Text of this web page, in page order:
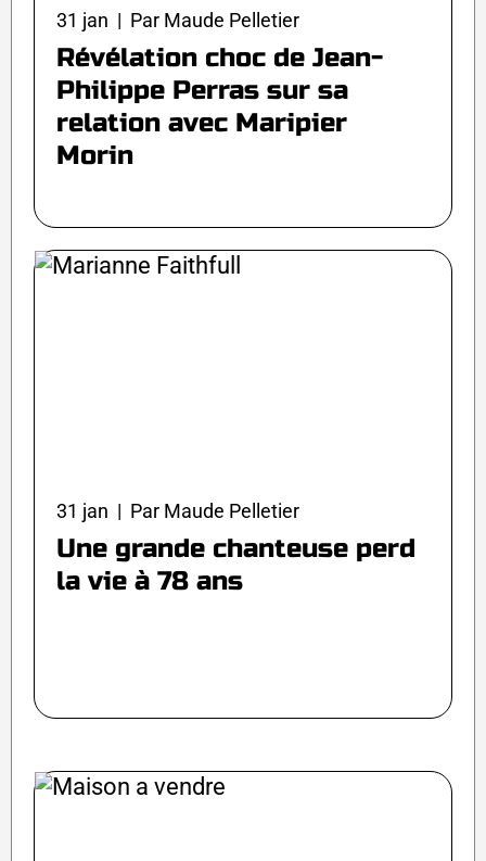
31 jan | Par Maude Pelletier
Révélation choc de Jean-
Philippe Perras sur sa
relation avec Maripier
Morin
31 jan | Par Maude Pelletier
Une grande chanteuse perd
la vie à 78 ans